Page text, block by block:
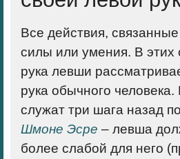
Все действия,
силы или умения. В этих
рука левши
рука обычного
служат три шага назад
Шмоне Эсре – левша
более слабой для него